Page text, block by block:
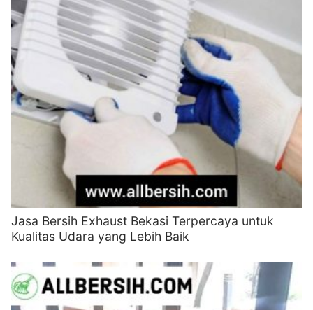
Jasa Bersih Exhaust Bekasi Terpercaya untuk
Kualitas Udara yang Lebih Baik